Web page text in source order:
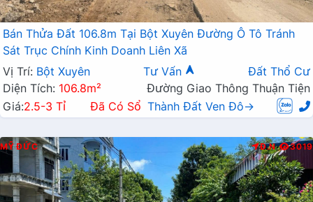
Bán Thửa Đất 106.8m Tại Bột Xuyên Đường Ô Tô Tránh
Sát Trục Chính Kinh Doanh Liên Xã
Vị Trí: Bột Xuyên Tư Vấn
Đất Thổ Cư
Diện Tích: 106.8m²
Đường Giao Thông Thuận Tiện
Giá:2.5-3 Tỉ Đã Có Sổ Thành Đất Ven Đô→
MỸ ĐỨC Đ.N 3019